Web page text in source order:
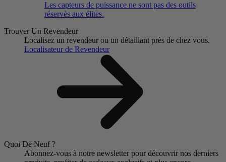
Les capteurs de puissance ne sont pas des outils
réservés aux élites.
Trouver Un Revendeur
Localisez un revendeur ou un détaillant près de chez vous.
Localisateur de Revendeur
Quoi De Neuf ?
Abonnez-vous à notre newsletter pour découvrir nos derniers